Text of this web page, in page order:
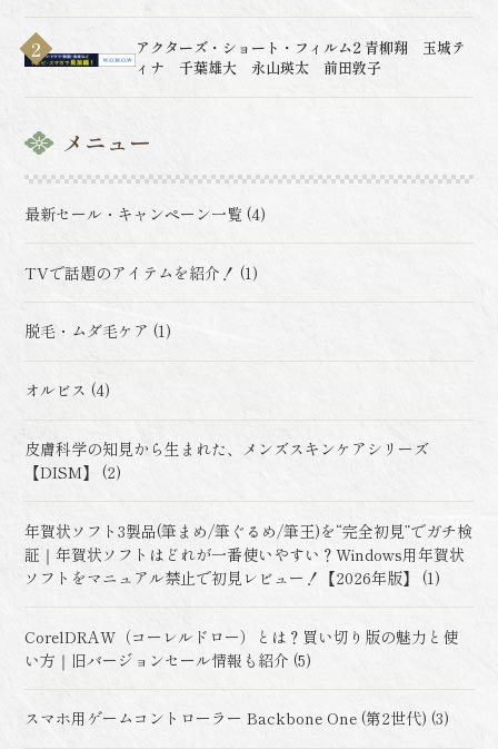
アクターズ・ショート・フィルム2 青柳翔 玉城テ
ィナ 千葉雄大 永山瑛太 前田敦子
メニュー
最新セール・キャンペーン一覧 (4)
TVで話題のアイテムを紹介！ (1)
脱毛・ムダ毛ケア (1)
オルビス (4)
皮膚科学の知見から生まれた、メンズスキンケアシリーズ
【DISM】 (2)
年賀状ソフト3製品(筆まめ/筆ぐるめ/筆王)を“完全初見”でガチ検
証｜年賀状ソフトはどれが一番使いやすい？Windows用年賀状
ソフトをマニュアル禁止で初見レビュー！【2026年版】 (1)
CorelDRAW（コーレルドロー）とは？買い切り版の魅力と使
い方｜旧バージョンセール情報も紹介 (5)
スマホ用ゲームコントローラー Backbone One (第2世代) (3)